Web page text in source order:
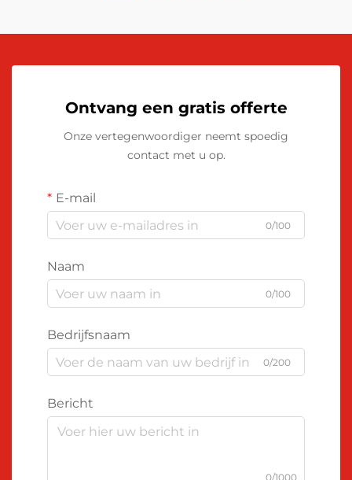
Ontvang een gratis offerte
Onze vertegenwoordiger neemt spoedig
contact met u op.
E-mail
0/100
Naam
0/100
Bedrijfsnaam
0/200
Bericht
0/1000